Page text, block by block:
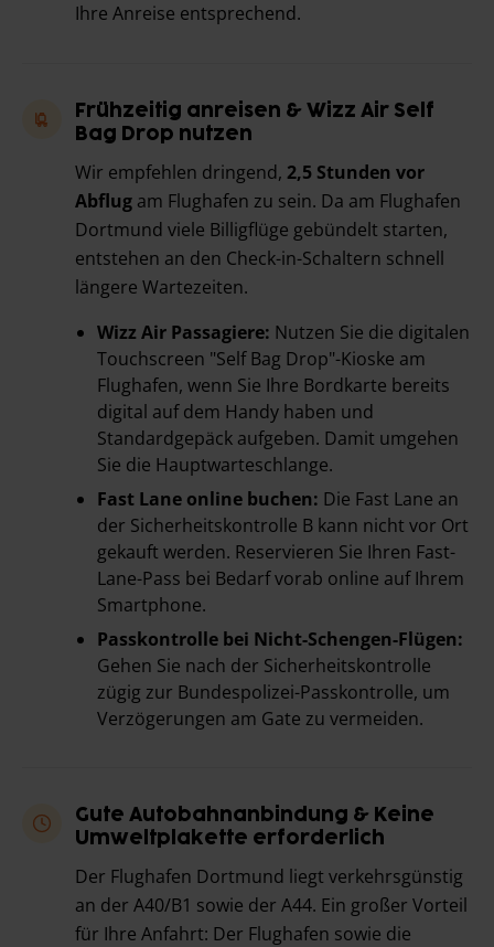
Ihre Anreise entsprechend.
Frühzeitig anreisen & Wizz Air Self
Bag Drop nutzen
Wir empfehlen dringend, 2,5 Stunden vor
Abflug am Flughafen zu sein. Da am Flughafen
Dortmund viele Billigflüge gebündelt starten,
entstehen an den Check-in-Schaltern schnell
längere Wartezeiten.
Wizz Air Passagiere: Nutzen Sie die digitalen
Touchscreen "Self Bag Drop"-Kioske am
Flughafen, wenn Sie Ihre Bordkarte bereits
digital auf dem Handy haben und
Standardgepäck aufgeben. Damit umgehen
Sie die Hauptwarteschlange.
Fast Lane online buchen: Die Fast Lane an
der Sicherheitskontrolle B kann nicht vor Ort
gekauft werden. Reservieren Sie Ihren Fast-
Lane-Pass bei Bedarf vorab online auf Ihrem
Smartphone.
Passkontrolle bei Nicht-Schengen-Flügen:
Gehen Sie nach der Sicherheitskontrolle
zügig zur Bundespolizei-Passkontrolle, um
Verzögerungen am Gate zu vermeiden.
Gute Autobahnanbindung & Keine
Umweltplakette erforderlich
Der Flughafen Dortmund liegt verkehrsgünstig
an der A40/B1 sowie der A44. Ein großer Vorteil
für Ihre Anfahrt: Der Flughafen sowie die